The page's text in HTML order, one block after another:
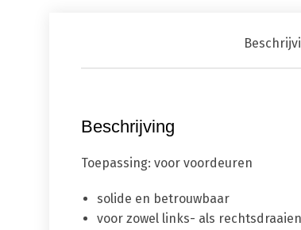
Beschrijving
Toepassing: voor voordeuren
solide en betrouwbaar
voor zowel links- als